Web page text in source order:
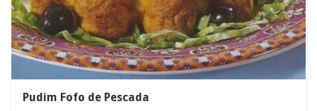
Pudim Fofo de Pescada